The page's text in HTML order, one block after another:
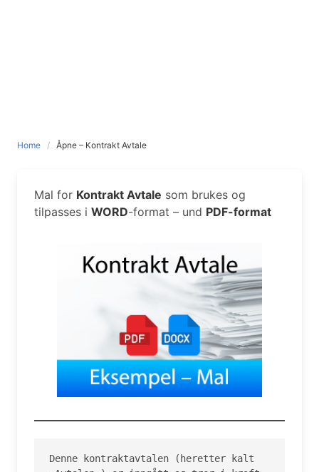
Home Åpne – Kontrakt Avtale
Mal for Kontrakt Avtale som brukes og
tilpasses i WORD-format – und PDF-format
Denne kontraktavtalen (heretter kalt